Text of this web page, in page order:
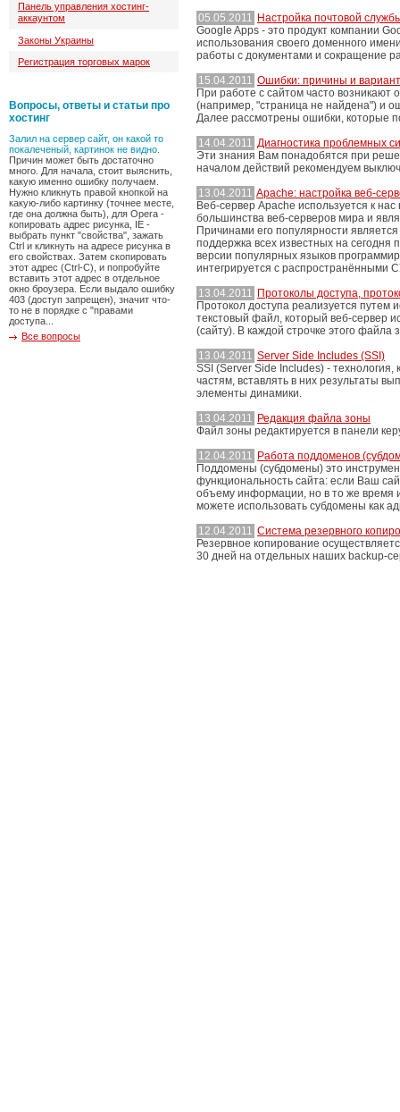
05.05.2011 Настройка почтовой
Google Apps - это продукт компании
использования своего доменного
работы с документами и сокращение
15.04.2011 Ошибки: причины и
При работе с сайтом часто
(например, "страница не найдена") и
Далее рассмотрены ошибки, которые
14.04.2011 Диагностика проблемных
Эти знания Вам понадобятся при
началом действий рекомендуем
13.04.2011 Apache: настройка веб-
Веб-сервер Apache используется к
большинства веб-серверов мира и
Причинами его популярности
поддержка всех известных на
версии популярных языков
интегрируется с распространёнными
13.04.2011 Протоколы доступа,
Протокол доступа реализуется путем
текстовый файл, который веб-сервер
(сайту). В каждой строчке этого
13.04.2011 Server Side Includes (SSI)
SSI (Server Side Includes) -
частям, вставлять в них результаты
элементы динамики.
13.04.2011 Редакция файла зоны
Файл зоны редактируется в панели
12.04.2011 Работа поддоменов
Поддомены (субдомены) это
функциональность сайта: если Ваш
объему информации, но в то же время
можете использовать субдомены как
12.04.2011 Система резервного
Резервное копирование
30 дней на отдельных наших backup-
Панель управления хостинг-
аккаунтом
Законы Украины
Регистрация торговых марок
Вопросы, ответы и статьи про
хостинг
Залил на сервер сайт, он какой то
покалеченый, картинок не видно.
Причин может быть достаточно
много. Для начала, стоит выяснить,
какую именно ошибку получаем.
Нужно кликнуть правой кнопкой на
какую-либо картинку (точнее месте,
где она должна быть), для Opera -
копировать адрес рисунка, IE -
выбрать пункт "свойства", зажать
Ctrl и кликнуть на адресе рисунка в
его свойствах. Затем скопировать
этот адрес (Ctrl-C), и попробуйте
вставить этот адрес в отдельное
окно броузера. Если выдало ошибку
403 (доступ запрещен), значит что-
то не в порядке с "правами
доступа...
Все вопросы